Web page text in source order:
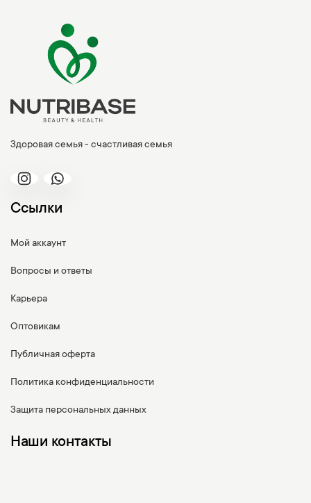
Здоровая семья - счастливая семья
Ссылки
Мой аккаунт
Вопросы и ответы
Карьера
Оптовикам
Публичная оферта
Политика конфиденциальности
Защита персональных данных
Наши контакты